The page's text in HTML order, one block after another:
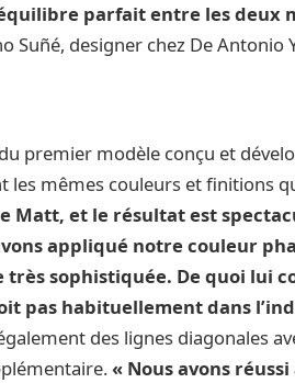
parfait entre les deux
Suñé, designer chez De Antonio
premier modèle conçu et
les mêmes couleurs et finitions
Matt, et le résultat est
appliqué notre couleur
sophistiquée. De quoi lui
pas habituellement dans
des lignes diagonales
« Nous avons réussi